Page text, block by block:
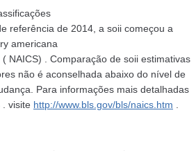
referência de 2014, a soii começou a
americana
NAICS) . Comparação de soii estimativas
não é aconselhada abaixo do nível de
Para informações mais detalhadas
. visite http://www.bls.gov/bls/naics.htm